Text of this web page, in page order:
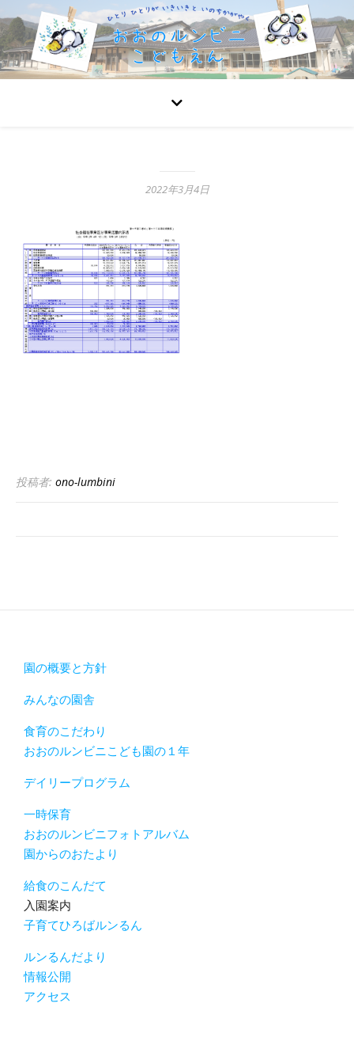
2022年3月4日
投稿者: ono-lumbini
園の概要と方針
みんなの園舎
食育のこだわり
おおのルンビニこども園の１年
デイリープログラム
一時保育
おおのルンビニフォトアルバム
園からのおたより
給食のこんだて
入園案内
子育てひろばルンるん
ルンるんだより
情報公開
アクセス